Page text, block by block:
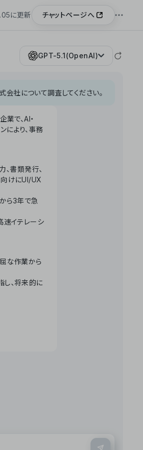
に更新 チャットページへ
GPT-5.1(OpenAI)
会社について調査してください。
で、AI・
により、事務
書類発行、
向けにUI/UX
ら3年で急
速イテレーシ
な作業から
、将来的に